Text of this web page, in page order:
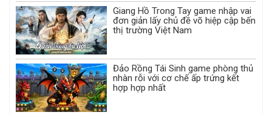
Giang Hồ Trong Tay game nhập vai
đơn giản lấy chủ đề võ hiệp cập bến
thị trường Việt Nam
Đảo Rồng Tái Sinh game phòng thủ
nhàn rỗi với cơ chế ấp trứng kết
hợp hợp nhất